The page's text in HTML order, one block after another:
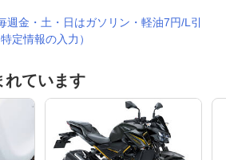
週金・土・日はガソリン・軽油7円/L引
定情報の入力）
れています